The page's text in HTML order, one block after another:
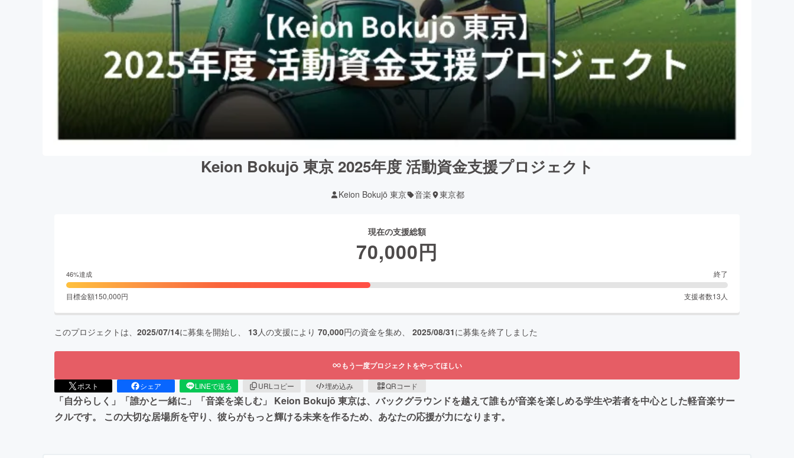
Keion Bokujō 東京 2025年度 活動資金支援プロジェクト
Keion Bokujō 東京 音楽 東京都
現在の支援総額
70,000円
46%達成 終了
目標金額150,000円 支援者数13 人
このプロジェクトは、 2025/07/14に募集を開始し、 13人の支援により 70,000円の資金を集め、 2025/08/31に募集を終了しました
もう一度プロジェクトをやってほしい
ポスト シェア LINEで送る URLコピー 埋め込み QRコード
「自分らしく」「誰かと一緒に」「音楽を楽しむ」 Keion Bokujō 東京は、バックグラウンドを越えて誰もが音楽を楽しめる学生や若者を中心とした軽音楽サー
クルです。 この大切な居場所を守り、彼らがもっと輝ける未来を作るため、あなたの応援が力になります。